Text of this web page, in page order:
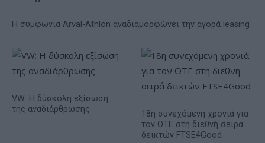
Η συμφωνία Arval-Athlon αναδιαμορφώνει την αγορά leasing
VW: Η δύσκολη εξίσωση
της αναδιάρθρωσης
18η συνεχόμενη χρονιά για
τον ΟΤΕ στη διεθνή σειρά
δεικτών FTSE4Good